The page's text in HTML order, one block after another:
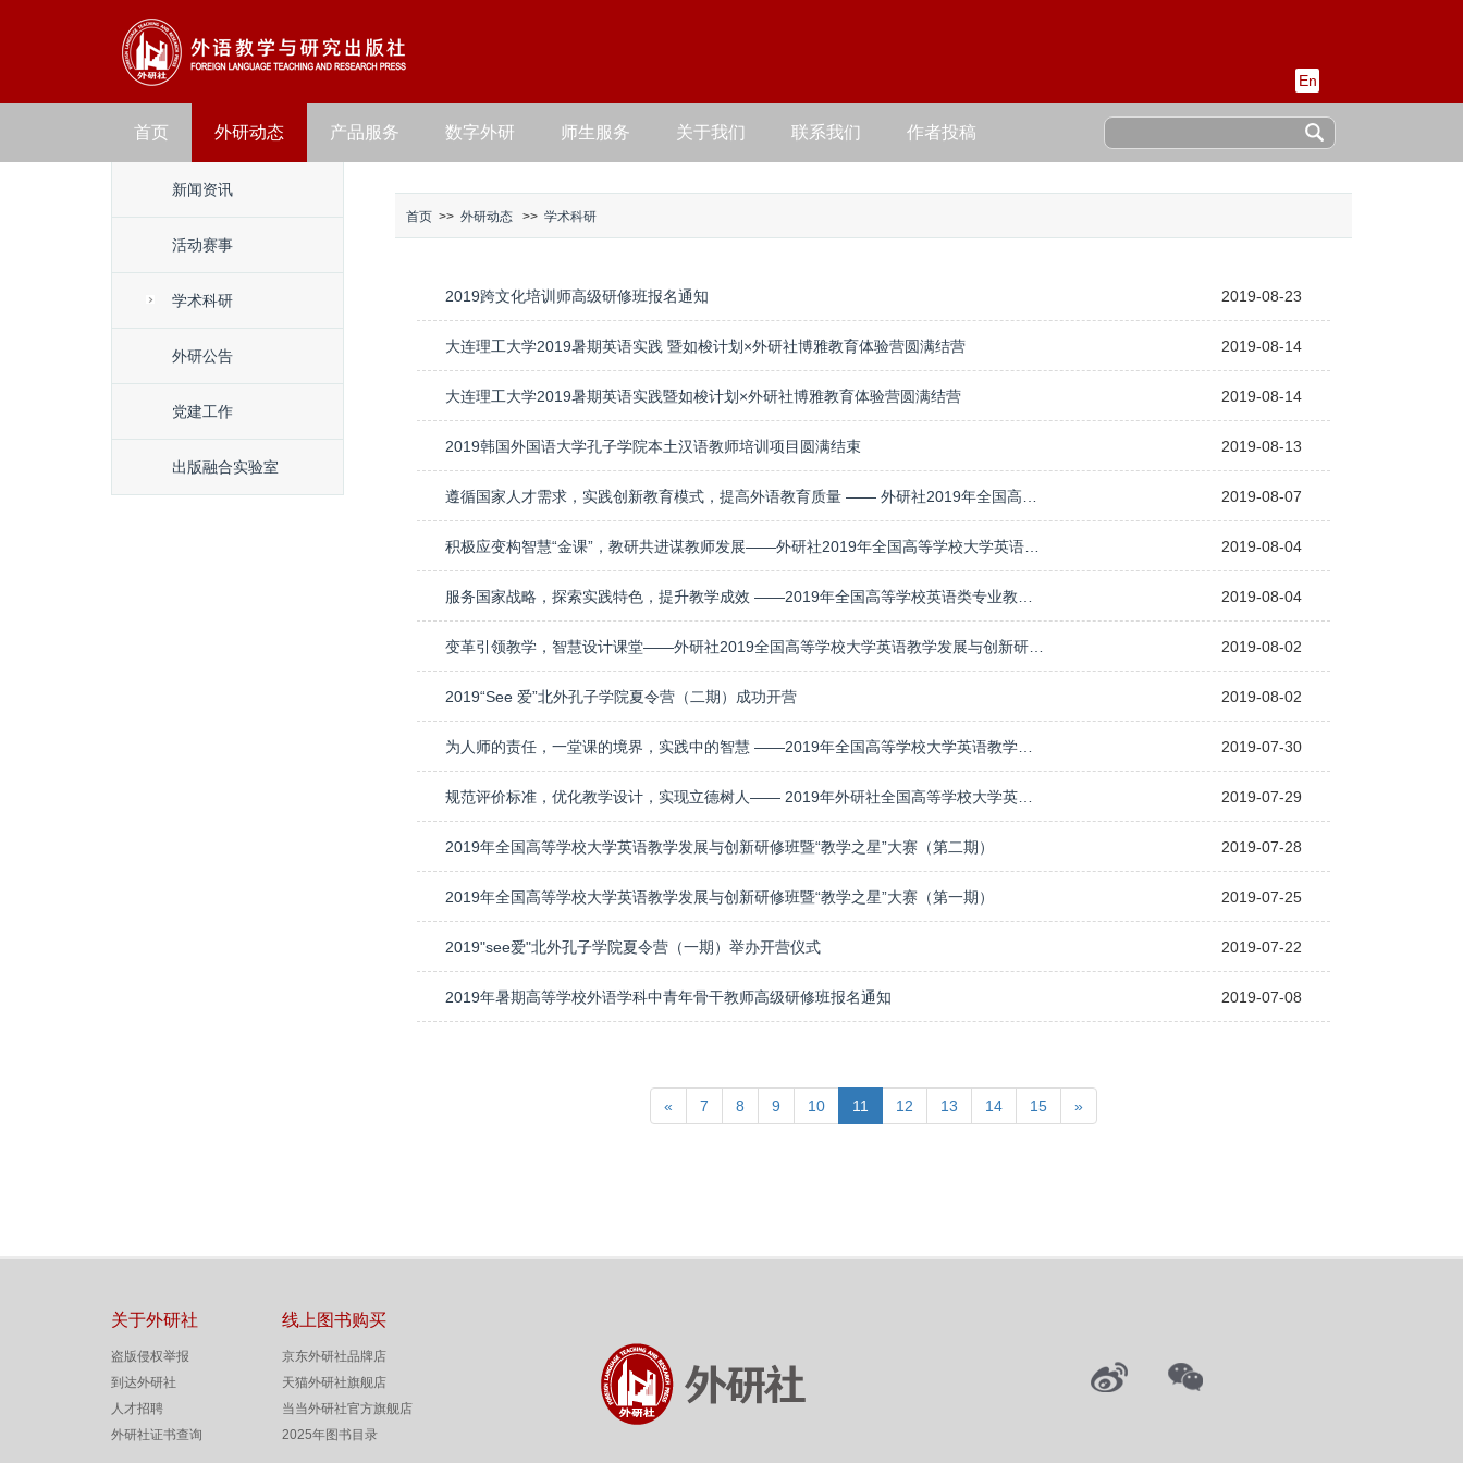
En
首页 外研动态 产品服务 数字外研 师生服务 关于我们 联系我们 作者投稿
新闻资讯
活动赛事
学术科研
外研公告
党建工作
出版融合实验室
首页 >> 外研动态 >> 学术科研
2019跨文化培训师高级研修班报名通知 2019-08-23
大连理工大学2019暑期英语实践 暨如梭计划×外研社博雅教育体验营圆满结营 2019-08-14
大连理工大学2019暑期英语实践暨如梭计划×外研社博雅教育体验营圆满结营 2019-08-14
2019韩国外国语大学孔子学院本土汉语教师培训项目圆满结束 2019-08-13
2019-08-07
2019-08-04
2019-08-04
2019-08-02
2019“See 爱”北外孔子学院夏令营（二期）成功开营 2019-08-02
2019-07-30
2019-07-29
2019年全国高等学校大学英语教学发展与创新研修班暨“教学之星”大赛（第二期） 2019-07-28
2019年全国高等学校大学英语教学发展与创新研修班暨“教学之星”大赛（第一期） 2019-07-25
2019"see爱"北外孔子学院夏令营（一期）举办开营仪式 2019-07-22
2019年暑期高等学校外语学科中青年骨干教师高级研修班报名通知 2019-07-08
« 7 8 9 10 11 12 13 14 15 »
关于外研社
盗版侵权举报
到达外研社
人才招聘
外研社证书查询
线上图书购买
京东外研社品牌店
天猫外研社旗舰店
当当外研社官方旗舰店
2025年图书目录